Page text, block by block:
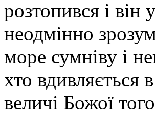
розтопився і він
неодмінно
море сумніву і
хто вдивляється
величі Божої